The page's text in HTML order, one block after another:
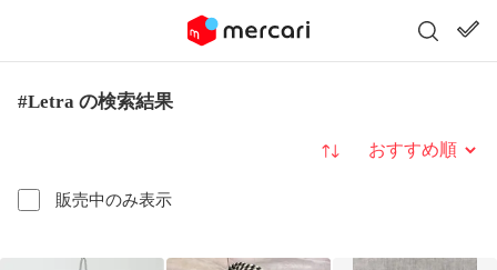
#Letra の検索結果
販売中のみ表示
並び替え